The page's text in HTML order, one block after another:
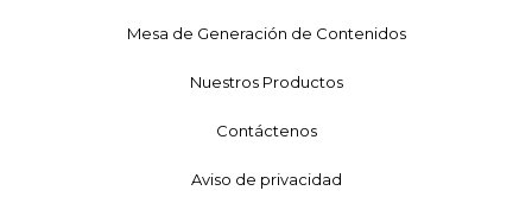
Mesa de Generación de Contenidos
Nuestros Productos
Contáctenos
Aviso de privacidad